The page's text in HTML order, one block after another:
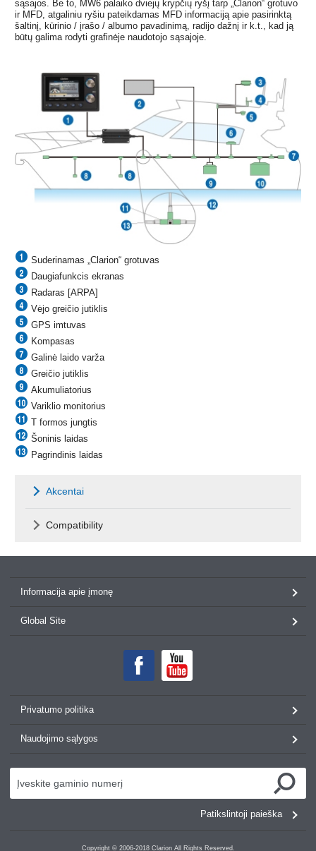
sąsajos. Be to, MW6 palaiko dviejų krypčių ryšį tarp „Clarion“ grotuvo
ir MFD, atgaliniu ryšiu pateikdamas MFD informaciją apie pasirinktą
šaltinį, kūrinio / įrašo / albumo pavadinimą, radijo dažnį ir k.t., kad ją
būtų galima rodyti grafinėje naudotojo sąsajoje.
Suderinamas „Clarion“ grotuvas
Daugiafunkcis ekranas
Radaras [ARPA]
Vėjo greičio jutiklis
GPS imtuvas
Kompasas
Galinė laido varža
Greičio jutiklis
Akumuliatorius
Variklio monitorius
T formos jungtis
Šoninis laidas
Pagrindinis laidas
Akcentai
Compatibility
Informacija apie įmonę
Global Site
Privatumo politika
Naudojimo sąlygos
Patikslintoji paieška
Copyright © 2006-2018 Clarion All Rights Reserved.